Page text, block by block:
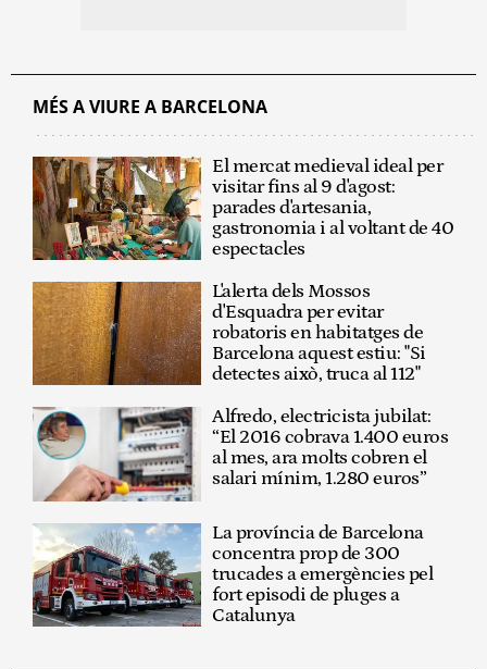
MÉS A VIURE A BARCELONA
El mercat medieval ideal per
visitar fins al 9 d'agost:
parades d'artesania,
gastronomia i al voltant de 40
espectacles
L'alerta dels Mossos
d'Esquadra per evitar
robatoris en habitatges de
Barcelona aquest estiu: "Si
detectes això, truca al 112"
Alfredo, electricista jubilat:
“El 2016 cobrava 1.400 euros
al mes, ara molts cobren el
salari mínim, 1.280 euros”
La província de Barcelona
concentra prop de 300
trucades a emergències pel
fort episodi de pluges a
Catalunya